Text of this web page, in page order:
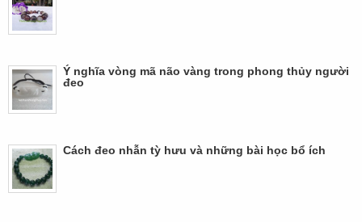
Ý nghĩa vòng mã não vàng trong phong thủy người
đeo
Cách đeo nhẫn tỳ hưu và những bài học bổ ích